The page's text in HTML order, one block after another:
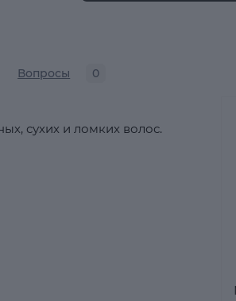
Вопросы 0
сухих и ломких волос.